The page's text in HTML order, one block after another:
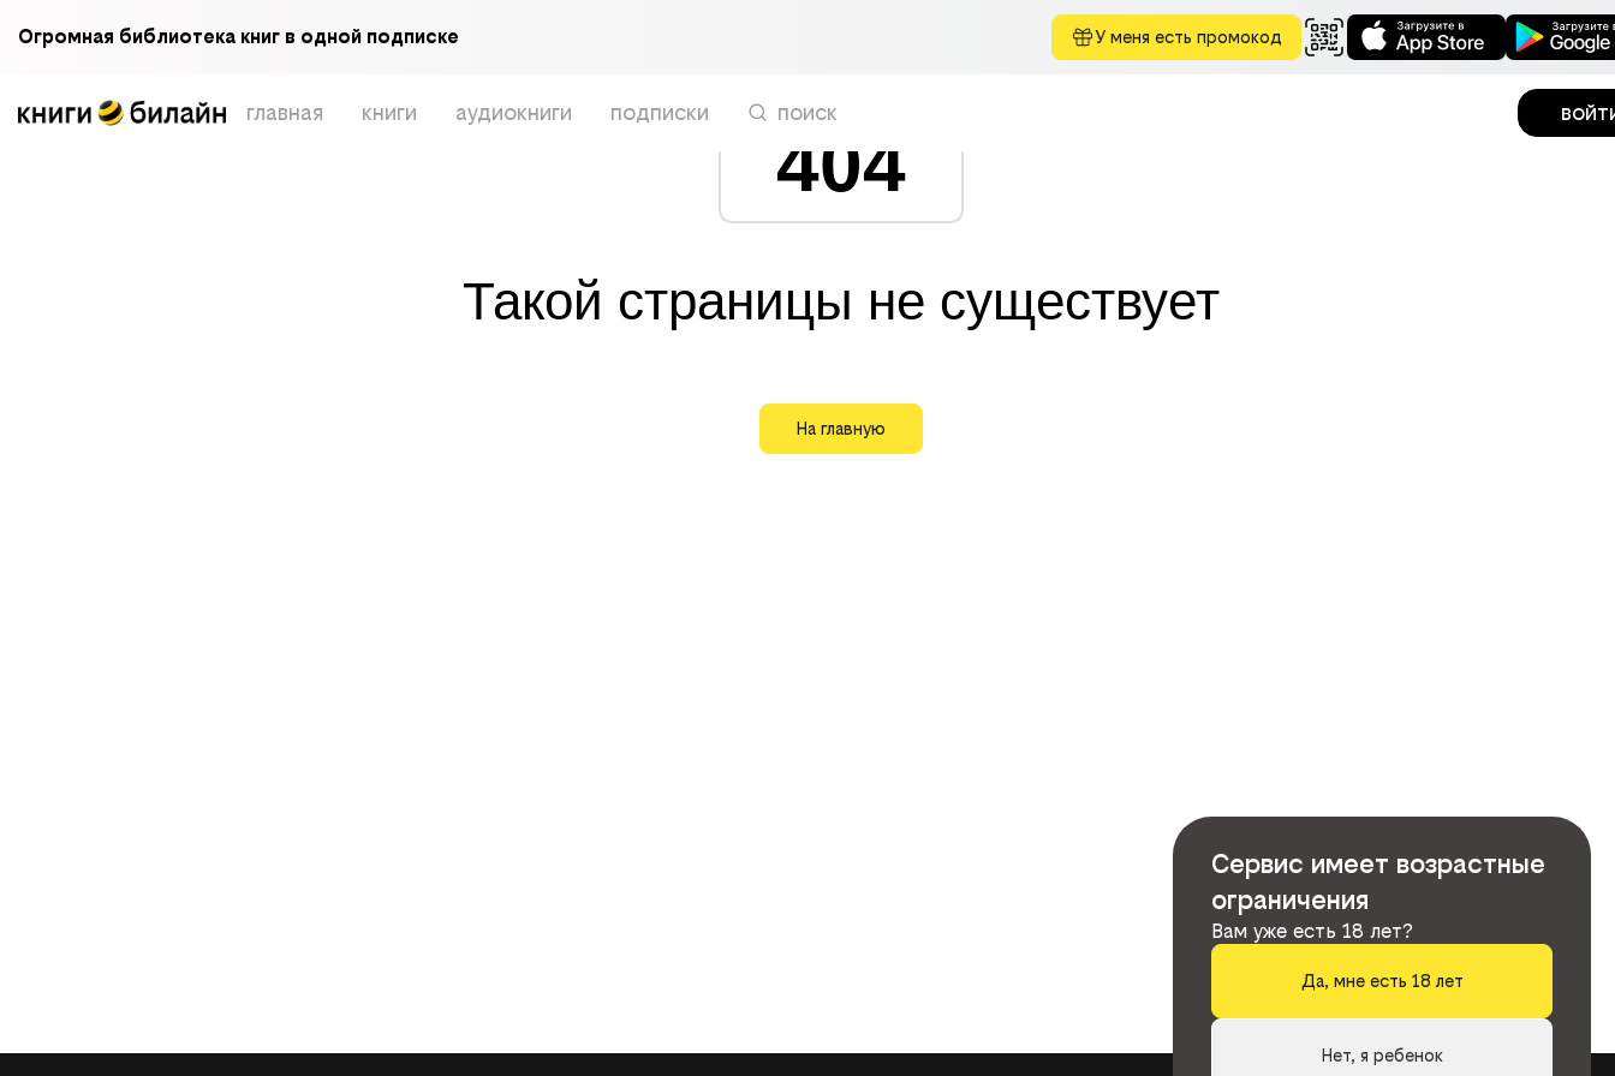
Огромная библиотека книг в одной подписке У меня есть промокод
главная книги аудиокниги подписки поиск
404
Такой страницы не существует
На главную
Сервис имеет возрастные
ограничения
Вам уже есть 18 лет?
Да, мне есть 18 лет
Нет, я ребенок